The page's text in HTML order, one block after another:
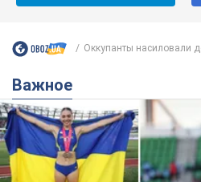
Оккупанты насиловали
Важное